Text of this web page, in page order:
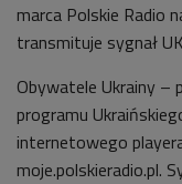
marca Polskie Radio
transmituje sygnał
Obywatele Ukrainy –
programu
internetowego
moje.polskieradio.pl.